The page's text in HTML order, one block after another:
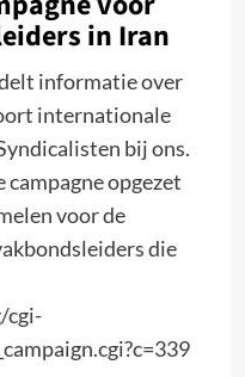
in Iran
informatie over
internationale
bij ons.
opgezet
voor de
die
cgi-